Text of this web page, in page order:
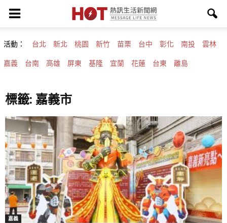
活動： 台北 新北 桃園 新竹 苗栗 台中 彰化 南投 雲林
嘉義 台南 高雄 屏東 基隆 宜蘭 花蓮 台東 離島
標籤: 嘉義市
嘉義